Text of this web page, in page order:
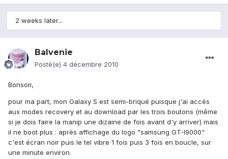
2 weeks later...
Balvenie
Posté(e) 4 décembre 2010
Bonsoir,
pour ma part, mon Galaxy S est semi-briqué puisque j'ai accès
aux modes recovery et au download par les trois boutons (même
si je dois faire la manip une dizaine de fois avant d'y arriver) mais
il ne boot plus : après affichage du logo "samsung GT-I9000"
c'est écran noir puis le tel vibre 1 fois puis 3 fois en boucle, sur
une minute environ.